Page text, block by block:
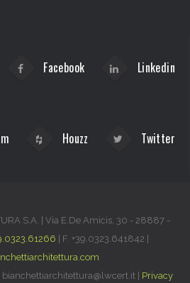
Facebook Linkedin
Houzz Twitter
S.A. | Via E.De Amicis, 30 - 28887 -
| F. +39.0323.641842
| Privacy